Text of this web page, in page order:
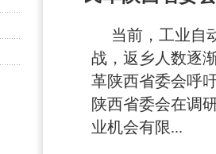
当前，工业自
战，返乡人数逐
革陕西省委会呼
陕西省委会在调
业机会有限...